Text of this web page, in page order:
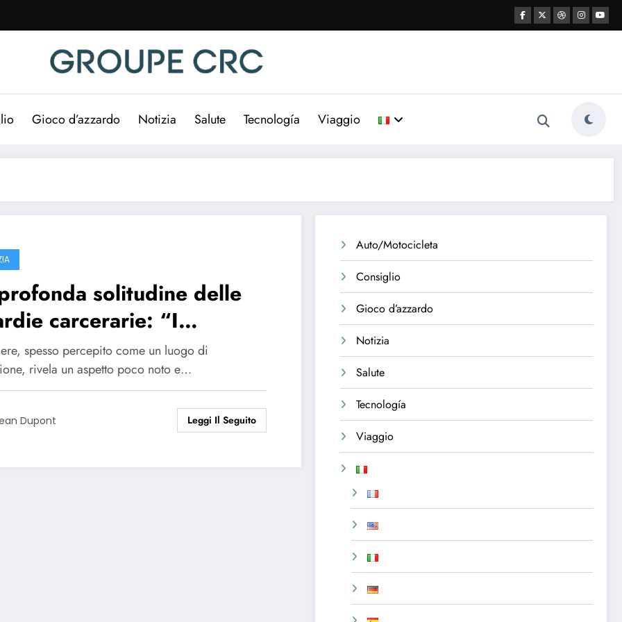
Gioco d’azzardo Notizia Salute Tecnología Viaggio
solitudine delle
carcerarie: “I
hanno preso il
spesso percepito come un luogo di
rivela un aspetto poco noto e…
Dupont Leggi Il Seguito
Auto/Motocicleta
Consiglio
Gioco d’azzardo
Notizia
Salute
Tecnología
Viaggio